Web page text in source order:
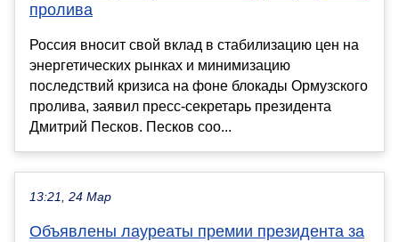
пролива
Россия вносит свой вклад в стабилизацию цен на
энергетических рынках и минимизацию
последствий кризиса на фоне блокады Ормузского
пролива, заявил пресс-секретарь президента
Дмитрий Песков. Песков соо...
13:21, 24 Мар
Объявлены лауреаты премии президента за